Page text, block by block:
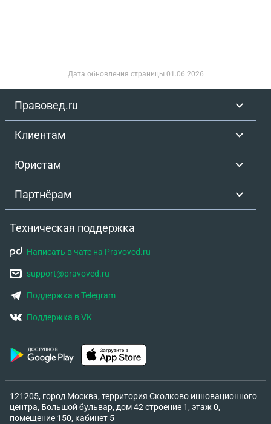
Дата обновления страницы 01.06.2026
Правовед.ru
Клиентам
Юристам
Партнёрам
Техническая поддержка
Написать в чате на Pravoved.ru
support@pravoved.ru
Поддержка в Telegram
Поддержка в VK
121205, город Москва, территория Сколково инновационного
центра, Большой бульвар, дом 42 строение 1, этаж 0,
помещение 150, кабинет 5